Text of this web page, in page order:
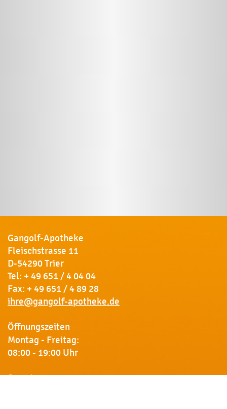
Gangolf-Apotheke
Fleischstrasse 11
D-54290 Trier
Tel: + 49 651 / 4 04 04
Fax: + 49 651 / 4 89 28
ihre@gangolf-apotheke.de
Öffnungszeiten
Montag - Freitag:
08:00 - 19:00 Uhr
Samstag: